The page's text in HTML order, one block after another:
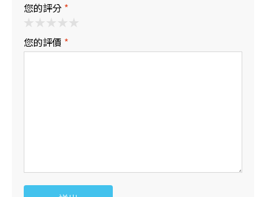
您的評分 *
您的評價 *